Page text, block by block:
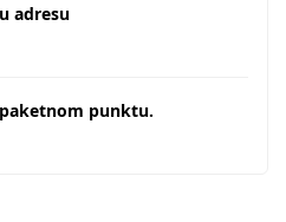
adresu
punktu.